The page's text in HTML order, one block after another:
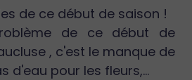
de ce début de saison !
de ce début de
, c'est le manque de
d'eau pour les fleurs,...